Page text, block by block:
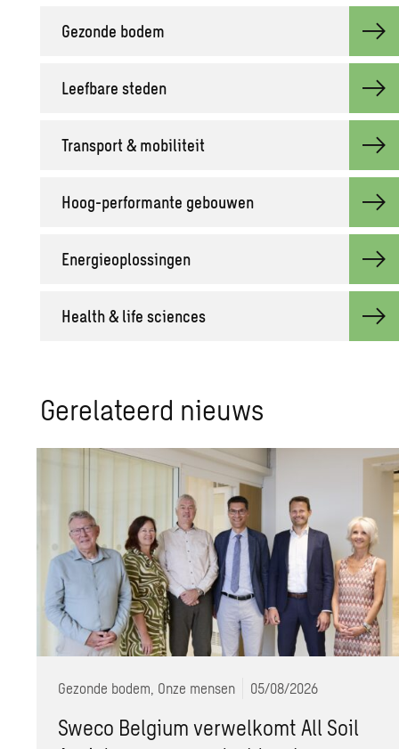
Ge­zon­de bodem
Leef­ba­re ste­den
Trans­port & mo­bi­li­teit
Hoog-per­for­man­te ge­bou­wen
Ener­gie­op­los­sin­gen
He­alth & life sci­en­ces
Ge­re­la­teerd nieuws
Gezonde bodem, Onze mensen 05/08/2026
Sweco Belgium verwelkomt All Soil